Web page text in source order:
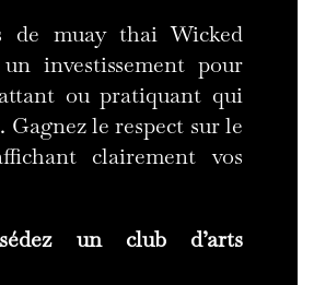
de muay thai Wicked
investissement pour
ou pratiquant qui
Gagnez le respect sur le
clairement vos
un club d’arts